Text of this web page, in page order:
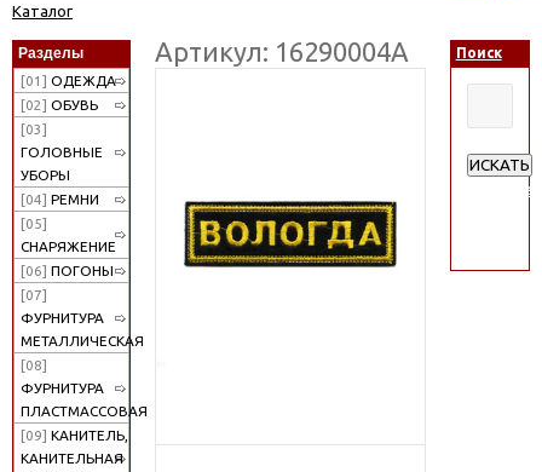
Каталог
Разделы
[01] ОДЕЖДА
[02] ОБУВЬ
[03]
ГОЛОВНЫЕ
УБОРЫ
[04] РЕМНИ
[05]
СНАРЯЖЕНИЕ
[06] ПОГОНЫ
[07]
ФУРНИТУРА
МЕТАЛЛИЧЕСКАЯ
[08]
ФУРНИТУРА
ПЛАСТМАССОВАЯ
[09] КАНИТЕЛЬ,
КАНИТЕЛЬНАЯ
Артикул: 16290004А Поиск
ИСКАТЬ